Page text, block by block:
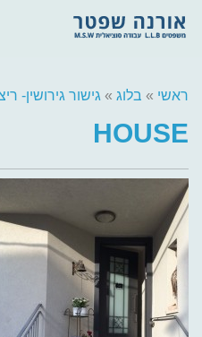
ראשי » בלוג » גישור גירושין-
HOUSE